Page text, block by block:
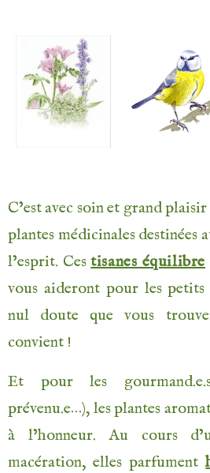
C’est avec soin et grand
plantes médicinales destinées
l’esprit. Cestisanes équilibre
vous aideront pour les
nul doute que vous
convient !
Et pour les
prévenu.e…), les plantes
à l’honneur. Au cours
macération, elles parfument